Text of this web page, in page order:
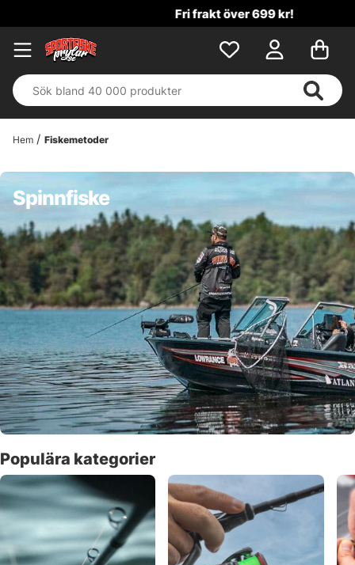
Fri frakt över 699 kr!
Hem Fiskemetoder
Spinnfiske
Populära kategorier